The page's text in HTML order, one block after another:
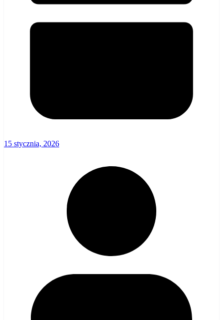
15 stycznia, 2026